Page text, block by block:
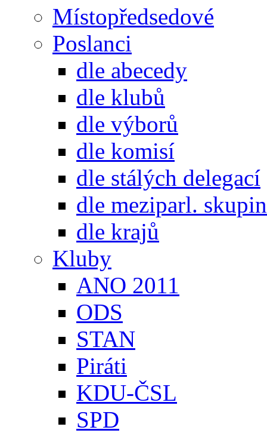
Místopředsedové
Poslanci
dle abecedy
dle klubů
dle výborů
dle komisí
dle stálých delegací
dle meziparl. skupin
dle krajů
Kluby
ANO 2011
ODS
STAN
Piráti
KDU-ČSL
SPD